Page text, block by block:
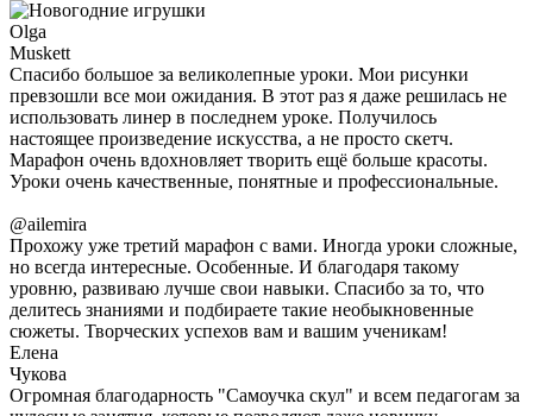
Olga
Muskett
Спасибо большое за великолепные уроки. Мои рисунки
превзошли все мои ожидания. В этот раз я даже решилась не
использовать линер в последнем уроке. Получилось
настоящее произведение искусства, а не просто скетч.
Марафон очень вдохновляет творить ещё больше красоты.
Уроки очень качественные, понятные и профессиональные.
@ailemira
Прохожу уже третий марафон с вами. Иногда уроки сложные,
но всегда интересные. Особенные. И благодаря такому
уровню, развиваю лучше свои навыки. Спасибо за то, что
делитесь знаниями и подбираете такие необыкновенные
сюжеты. Творческих успехов вам и вашим ученикам!
Елена
Чукова
Огромная благодарность "Самоучка скул" и всем педагогам за